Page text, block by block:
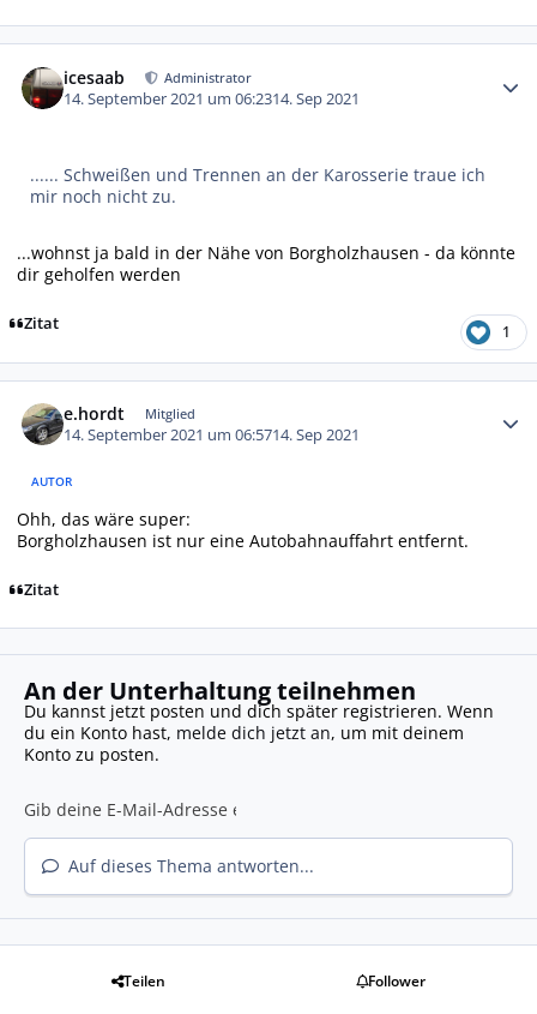
icesaab Administrator
14. September 2021 um 06:2314. Sep 2021
...... Schweißen und Trennen an der Karosserie traue ich
mir noch nicht zu.
...wohnst ja bald in der Nähe von Borgholzhausen - da könnte
dir geholfen werden
Zitat 1
e.hordt Mitglied
14. September 2021 um 06:5714. Sep 2021
AUTOR
Ohh, das wäre super:
Borgholzhausen ist nur eine Autobahnauffahrt entfernt.
Zitat
An der Unterhaltung teilnehmen
Du kannst jetzt posten und dich später registrieren. Wenn
du ein Konto hast, melde dich jetzt an, um mit deinem
Konto zu posten.
Auf dieses Thema antworten...
Teilen Follower